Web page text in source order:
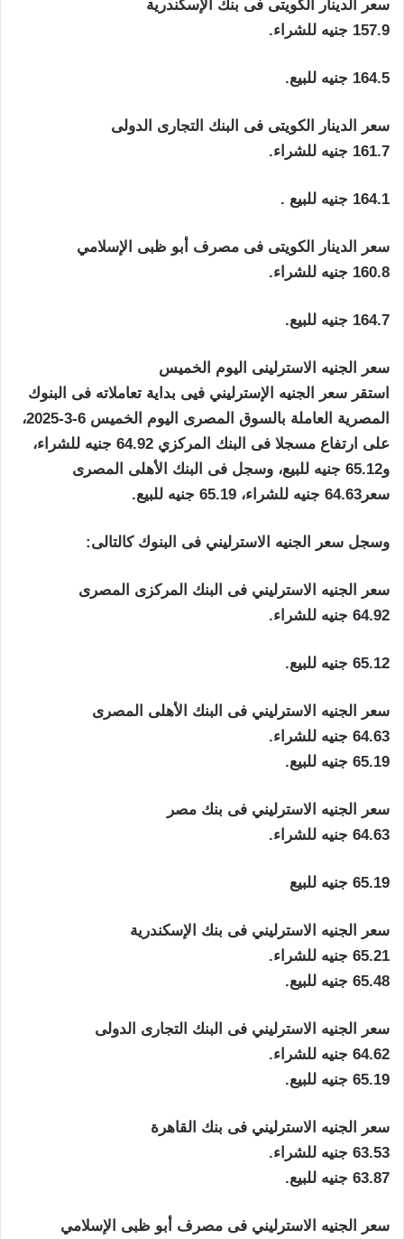
سعر الدينار الكويتى فى بنك الإسكندرية
157.9 جنيه للشراء.
164.5 جنيه للبيع.
سعر الدينار الكويتى فى البنك التجارى الدولى
161.7 جنيه للشراء.
164.1 جنيه للبيع .
سعر الدينار الكويتى فى مصرف أبو ظبى الإسلامي
160.8 جنيه للشراء.
164.7 جنيه للبيع.
سعر الجنيه الاسترلينى اليوم الخميس
استقر سعر الجنيه الإسترليني فيى بداية تعاملاته فى البنوك
المصرية العاملة بالسوق المصرى اليوم الخميس 6-3-2025،
على ارتفاع مسجلا فى البنك المركزي 64.92 جنيه للشراء،
و65.12 جنيه للبيع، وسجل فى البنك الأهلى المصرى
سعر64.63 جنيه للشراء، 65.19 جنيه للبيع.
وسجل سعر الجنيه الاسترليني فى البنوك كالتالى:
سعر الجنيه الاسترليني فى البنك المركزى المصرى
64.92 جنيه للشراء.
65.12 جنيه للبيع.
سعر الجنيه الاسترليني فى البنك الأهلى المصرى
64.63 جنيه للشراء.
65.19 جنيه للبيع.
سعر الجنيه الاسترليني فى بنك مصر
64.63 جنيه للشراء.
65.19 جنيه للبيع
سعر الجنيه الاسترليني فى بنك الإسكندرية
65.21 جنيه للشراء.
65.48 جنيه للبيع.
سعر الجنيه الاسترليني فى البنك التجارى الدولى
64.62 جنيه للشراء.
65.19 جنيه للبيع.
سعر الجنيه الاسترليني فى بنك القاهرة
63.53 جنيه للشراء.
63.87 جنيه للبيع.
سعر الجنيه الاسترليني فى مصرف أبو ظبى الإسلامي